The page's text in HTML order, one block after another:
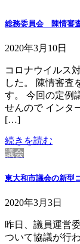
総務委員会 陳情審
2020年3月10日
コロナウイルス
した。 陳情審査
す。 今回の定例
せんので インタ
[…]
続きを読む
議会
東大和市議会の新型
2020年3月3日
昨日、議員運営
ついて協議が行